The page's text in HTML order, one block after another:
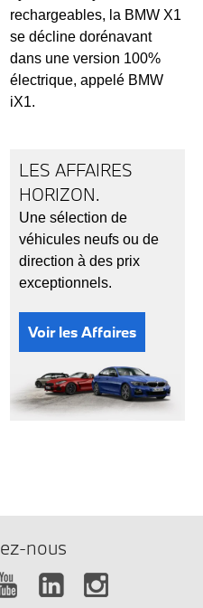
rechargeables, la BMW X1
se décline dorénavant
dans une version 100%
électrique, appelé BMW
iX1.
LES AFFAIRES
HORIZON.
Une sélection de
véhicules neufs ou de
direction à des prix
exceptionnels.
Voir les Affaires
nous